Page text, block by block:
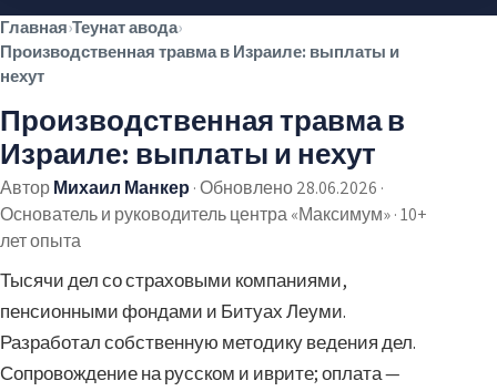
Проверка без обязательств
✓ Без предоплаты
✓ Тысячи довольных клиентов
Главная›Теунат авода›
Производственная травма в Израиле: выплаты и
нехут
Производственная травма в
Израиле: выплаты и нехут
АвторМихаил Манкер ·Обновлено 28.06.2026 ·
Основатель и руководитель центра «Максимум» · 10+
лет опыта
Тысячи дел со страховыми компаниями,
пенсионными фондами и Битуах Леуми.
Разработал собственную методику ведения дел.
Сопровождение на русском и иврите; оплата —